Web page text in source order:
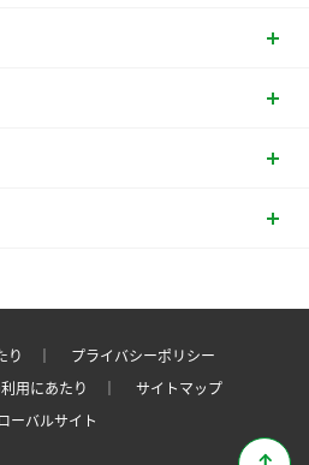
たり ｜
プライバシーポリシー
利用にあたり ｜
サイトマップ
ーバルサイト